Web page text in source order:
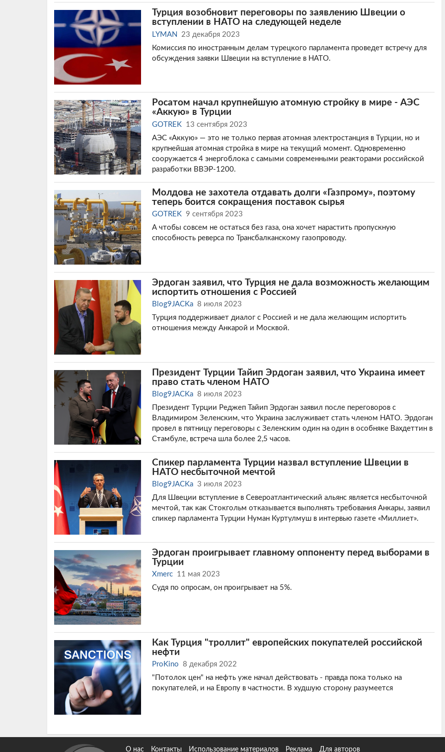
Турция возобновит переговоры по заявлению Швеции о
вступлении в НАТО на следующей неделе
LYMAN
23 декабря 2023
Комиссия по иностранным делам турецкого парламента проведет встречу для
обсуждения заявки Швеции на вступление в НАТО.
Росатом начал крупнейшую атомную стройку в мире - АЭС
«Аккую» в Турции
GOTREK
13 сентября 2023
АЭС «Аккую» — это не только первая атомная электростанция в Турции, но и
крупнейшая атомная стройка в мире на текущий момент. Одновременно
сооружается 4 энергоблока с самыми современными реакторами российской
разработки ВВЭР-1200.
Молдова не захотела отдавать долги «Газпрому», поэтому
теперь боится сокращения поставок сырья
GOTREK
9 сентября 2023
А чтобы совсем не остаться без газа, она хочет нарастить пропускную
способность реверса по Трансбалканскому газопроводу.
Эрдоган заявил, что Турция не дала возможность желающим
испортить отношения с Россией
Blog9JACKa 8 июля 2023
Турция поддерживает диалог с Россией и не дала желающим испортить
отношения между Анкарой и Москвой.
Президент Турции Тайип Эрдоган заявил, что Украина имеет
право стать членом НАТО
Blog9JACKa 8 июля 2023
Президент Турции Реджеп Тайип Эрдоган заявил после переговоров с
Владимиром Зеленским, что Украина заслуживает стать членом НАТО. Эрдоган
провел в пятницу переговоры с Зеленским один на один в особняке Вахдеттин в
Стамбуле, встреча шла более 2,5 часов.
Спикер парламента Турции назвал вступление Швеции в
НАТО несбыточной мечтой
Blog9JACKa 3 июля 2023
Для Швеции вступление в Североатлантический альянс является несбыточной
мечтой, так как Стокгольм отказывается выполнять требования Анкары, заявил
спикер парламента Турции Нуман Куртулмуш в интервью газете «Миллиет».
Эрдоган проигрывает главному оппоненту перед выборами в
Турции
Xmerc
11 мая 2023
Судя по опросам, он проигрывает на 5%.
Как Турция "троллит" европейских покупателей российской
нефти
ProKino
8 декабря 2022
"Потолок цен" на нефть уже начал действовать - правда пока только на
покупателей, и на Европу в частности. В худшую сторону разумеется
О нас Контакты Использование материалов Реклама Для авторов